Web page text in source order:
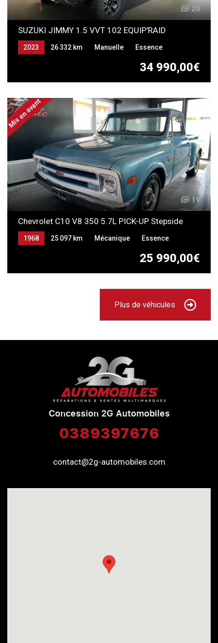
20
SUZUKI JIMMY 1.5 VVT 102 EQUIP'RAID
34 990,00€
2023 26 332 km Manuelle Essence
Mis en avant
19
Chevrolet C10 V8 350 5.7L PICK-UP Stepside
25 990,00€
1968 25 097 km Mécanique Essence
Plus de véhicules
Concession 2G Automobiles
0389397676
contact@2g-automobiles.com